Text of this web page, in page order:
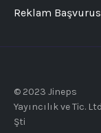
Reklam
© 2023 Jineps
Yayıncılık ve Tic.
Şti